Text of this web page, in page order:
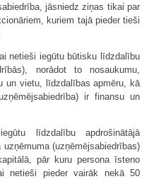
jāsniedz ziņas tikai par
kuriem tajā pieder tieši
netieši iegūtu būtisku līdzdalību
norādot to nosaukumu,
un vietu, līdzdalības apmēru, kā
ir finansu un
līdzdalību apdrošinātājā
(uzņēmējsabiedrības)
pār kuru persona īsteno
netieši pieder vairāk nekā 50